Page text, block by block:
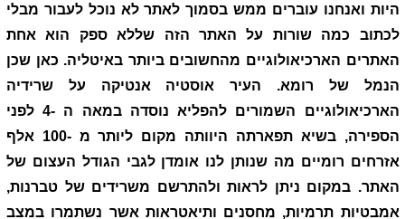
היות ואנחנו עוברים ממש בסמוך לאתר לא נוכל לעבור מבלי
לכתוב כמה שורות על האתר הזה שללא ספק הוא אחת
האתרים הארכיאולוגיים מהחשובים ביותר באיטליה. כאן שכן
הנמל של רומא. העיר אוסטיה אנטיקה על שרידיה
הארכיאולוגיים השמורים להפליא נוסדה במאה ה -4 לפני
הספירה, בשיא תפארתה היוותה מקום ליותר מ -100 אלף
אזרחים רומיים מה שנותן לנו אומדן לגבי הגודל העצום של
האתר. במקום ניתן לראות ולהתרשם משרידים של טברנות,
אמבטיות תרמיות, מחסנים ותיאטראות אשר נשתמרו במצב